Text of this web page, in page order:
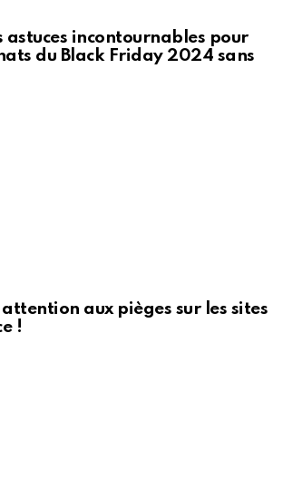
astuces incontournables pour
du Black Friday 2024 sans
aux pièges sur les sites
!